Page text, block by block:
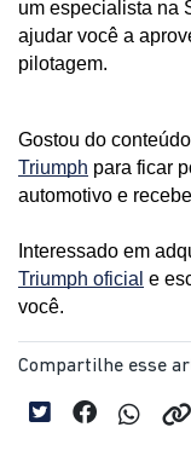
um especialista na
ajudar você a
pilotagem.
Gostou do
Triumph para ficar
automotivo e
Interessado em
Triumph oficial e
você.
Compartilhe esse